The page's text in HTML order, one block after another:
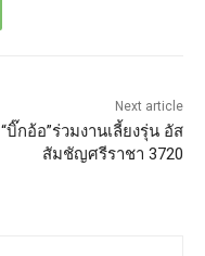
Next article
“บิ๊กอ้อ”ร่วมงานเลี้ยงรุ่น อัส
สัมชัญศรีราชา 3720